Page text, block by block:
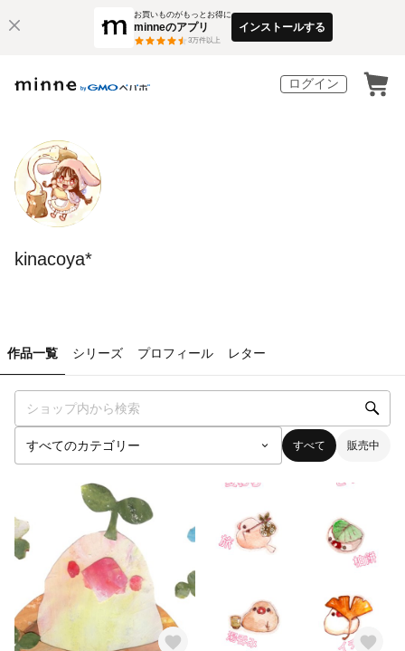
お買いものがもっとお得に
minneのアプリ
3万件以上
インストールする
ログイン
kinacoya*
作品一覧 シリーズ プロフィール レター
すべて 販売中